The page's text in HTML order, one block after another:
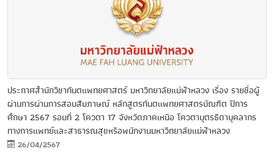
ประกาศสำนักวิชาทันตแพทยศาสตร์ มหาวิทยาลัยแม่ฟ้าหลวง เรื่อง รายชื่อผู้
ผ่านการผ่านการสอบสัมภาษณ์ หลักสูตรทันตแพทยศาสตรบัณฑิต ปีการ
ศึกษา 2567 รอบที่ 2 โควตา 17 จังหวัดภาคเหนือ โควตาบุตรธิดาบุคลากร
ทางการแพทย์และสาธารณสุขหรือพนักงานมหาวิทยาลัยแม่ฟ้าหลวง
26/04/2567